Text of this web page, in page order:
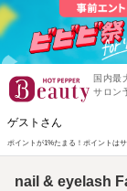
国内最
サロン
ゲストさん
ポイントが1%たまる！ ポイントは
nail & eyelash